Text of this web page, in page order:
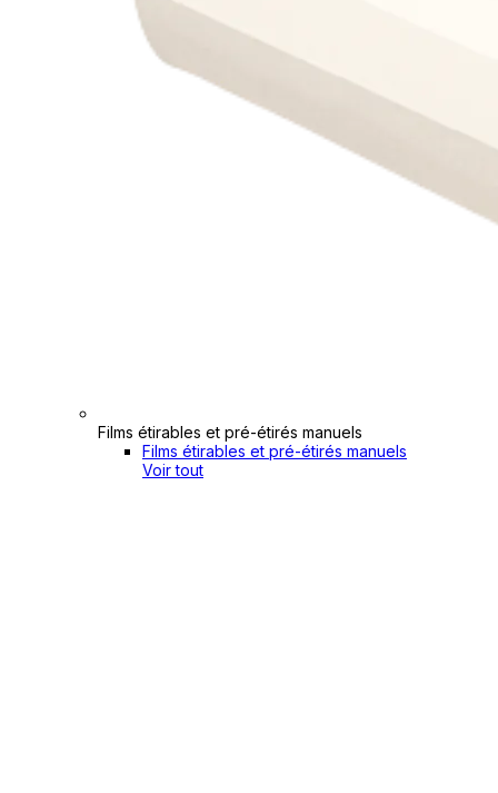
Films étirables et pré-étirés manuels
Films étirables et pré-étirés manuels
Voir tout